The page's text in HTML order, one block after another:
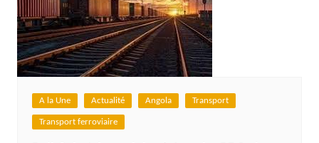
A la Une Actualité Angola Transport
Transport ferroviaire